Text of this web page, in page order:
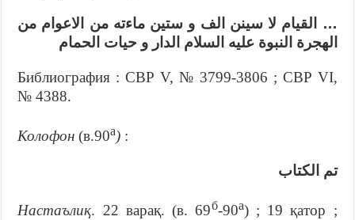
… القيام لا سينن الف و ستين ماءته من الاعوام من
الهجرة النبوة عليه السلام الدار و حيات الحمام
Библиография : СВР V, № 3799-3806 ; СВР VI,
№ 4388.
Колофон (в.90a) :
تم الكتاب
Настаълиқ. 22 варақ. (в. 69б-90а) ; 19 қатор ;